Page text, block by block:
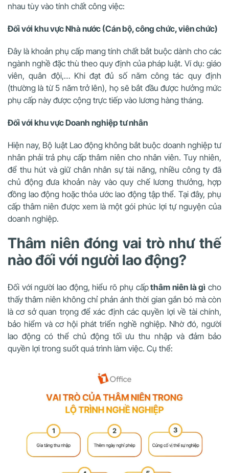
nhau tùy vào tính chất công việc:
Đối với khu vực Nhà nước (Cán bộ, công chức, viên chức)
Đây là khoản phụ cấp mang tính chất bắt buộc dành cho các
ngành nghề đặc thù theo quy định của pháp luật. Ví dụ: giáo
viên, quân đội,… Khi đạt đủ số năm công tác quy định
(thường là từ 5 năm trở lên), họ sẽ bắt đầu được hưởng mức
phụ cấp này được cộng trực tiếp vào lương hàng tháng.
Đối với khu vực Doanh nghiệp tư nhân
Hiện nay, Bộ luật Lao động không bắt buộc doanh nghiệp tư
nhân phải trả phụ cấp thâm niên cho nhân viên. Tuy nhiên,
để thu hút và giữ chân nhân sự tài năng, nhiều công ty đã
chủ động đưa khoản này vào quy chế lương thưởng, hợp
đồng lao động hoặc thỏa ước lao động tập thể. Tại đây, phụ
cấp thâm niên được xem là một gói phúc lợi tự nguyện của
doanh nghiệp.
Thâm niên đóng vai trò như thế
nào đối với người lao động?
Đối với người lao động, hiểu rõ phụ cấpthâm niên là gì cho
thấy thâm niên không chỉ phản ánh thời gian gắn bó mà còn
là cơ sở quan trọng để xác định các quyền lợi về tài chính,
bảo hiểm và cơ hội phát triển nghề nghiệp. Nhờ đó, người
lao động có thể chủ động tối ưu thu nhập và đảm bảo
quyền lợi trong suốt quá trình làm việc. Cụ thể: